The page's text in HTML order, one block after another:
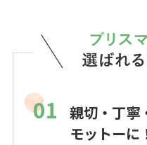
01
親切・丁寧
モットーに